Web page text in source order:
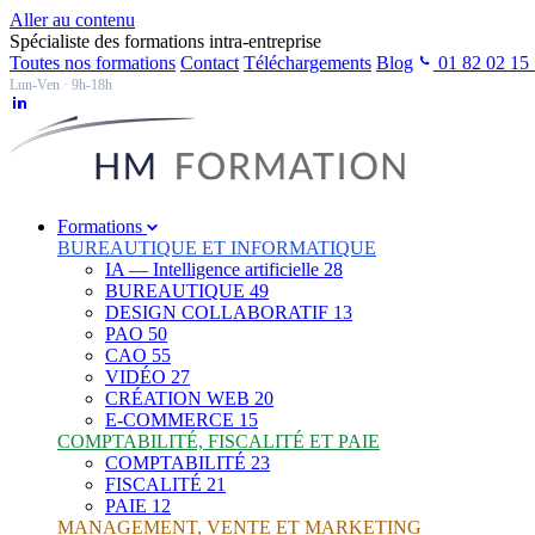
Aller au contenu
Spécialiste des formations intra-entreprise
Toutes nos formations Contact Téléchargements Blog 01 82 02 15
Lun-Ven · 9h-18h
Formations
BUREAUTIQUE ET INFORMATIQUE
IA — Intelligence artificielle 28
BUREAUTIQUE 49
DESIGN COLLABORATIF 13
PAO 50
CAO 55
VIDÉO 27
CRÉATION WEB 20
E-COMMERCE 15
COMPTABILITÉ, FISCALITÉ ET PAIE
COMPTABILITÉ 23
FISCALITÉ 21
PAIE 12
MANAGEMENT, VENTE ET MARKETING